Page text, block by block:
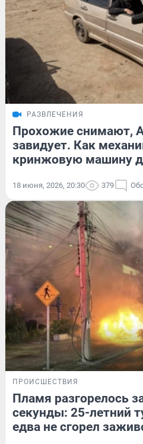
РАЗВЛЕЧЕНИЯ
Прохожие снимают,
завидует. Как
кринжовую машину
18 июня, 2026, 20:30 379
ПРОИСШЕСТВИЯ
Пламя разгорелось
секунды: 25-летний
едва не сгорел